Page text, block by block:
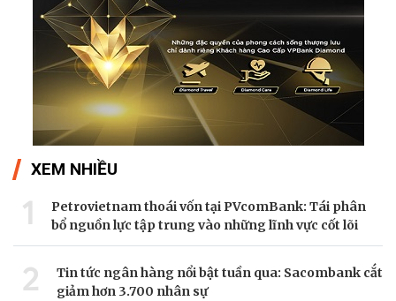
XEM NHIỀU
1
Petrovietnam thoái vốn tại PVcomBank: Tái phân
bổ nguồn lực tập trung vào những lĩnh vực cốt lõi
2
Tin tức ngân hàng nổi bật tuần qua: Sacombank cắt
giảm hơn 3.700 nhân sự